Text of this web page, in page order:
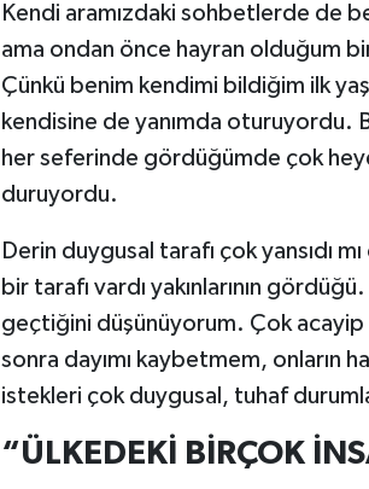
Kendi aramızdaki sohbetlerde de
ama ondan önce hayran olduğum
Çünkü benim kendimi bildiğim ilk
kendisine de yanımda oturuyordu.
her seferinde gördüğümde çok
duruyordu.
Derin duygusal tarafı çok yansıdı
bir tarafı vardı yakınlarının
geçtiğini düşünüyorum. Çok
sonra dayımı kaybetmem, onların
istekleri çok duygusal, tuhaf
“ÜLKEDEKİ BİRÇOK